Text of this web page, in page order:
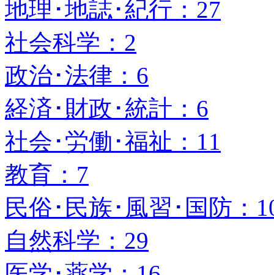
地理･地誌･紀行：27
社会科学：2
政治･法律：6
経済･財政･統計：6
社会･労働･福祉：11
教育：7
民俗･民族･風習･国防：
自然科学：29